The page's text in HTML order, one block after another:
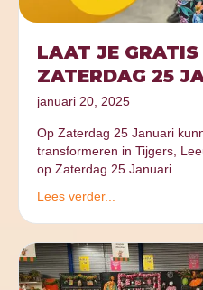
LAAT JE GRATIS
ZATERDAG 25
januari 20, 2025
Op Zaterdag 25 Januari
transformeren in Tijgers,
op Zaterdag 25 Januari…
Lees verder...